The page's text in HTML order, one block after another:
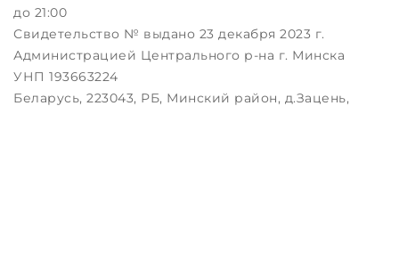
до 21:00
Свидетельство № выдано 23 декабря 2023 г.
Администрацией Центрального р-на г. Минска
УНП 193663224
Беларусь, 223043, РБ, Минский район, д.Зацень,